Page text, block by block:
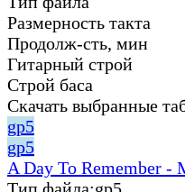
Размерность такта
Продолж-сть, мин
Гитарный строй
Строй баса
Скачать выбранные
gp5
gp5
A Day To Remember -